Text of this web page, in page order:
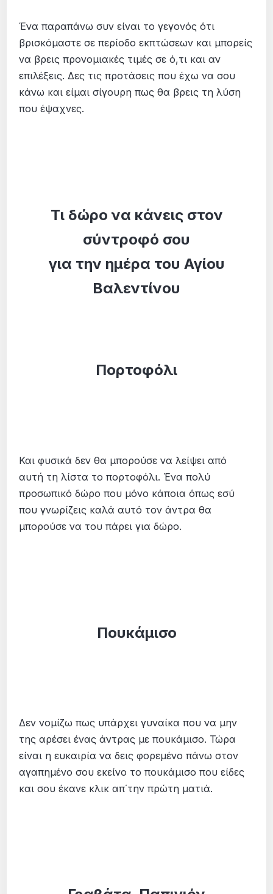
Ένα παραπάνω συν είναι το γεγονός ότι
βρισκόμαστε σε περίοδο εκπτώσεων και μπορείς
να βρεις προνομιακές τιμές σε ό,τι και αν
επιλέξεις. Δες τις προτάσεις που έχω να σου
κάνω και είμαι σίγουρη πως θα βρεις τη λύση
που έψαχνες.
Τι δώρο να κάνεις στον
σύντροφό σου
για την ημέρα του Αγίου
Βαλεντίνου
Πορτοφόλι
Και φυσικά δεν θα μπορούσε να λείψει από
αυτή τη λίστα το πορτοφόλι. Ένα πολύ
προσωπικό δώρο που μόνο κάποια όπως εσύ
που γνωρίζεις καλά αυτό τον άντρα θα
μπορούσε να του πάρει για δώρο.
Πουκάμισο
Δεν νομίζω πως υπάρχει γυναίκα που να μην
της αρέσει ένας άντρας με πουκάμισο. Τώρα
είναι η ευκαιρία να δεις φορεμένο πάνω στον
αγαπημένο σου εκείνο το πουκάμισο που είδες
και σου έκανε κλικ απ΄την πρώτη ματιά.